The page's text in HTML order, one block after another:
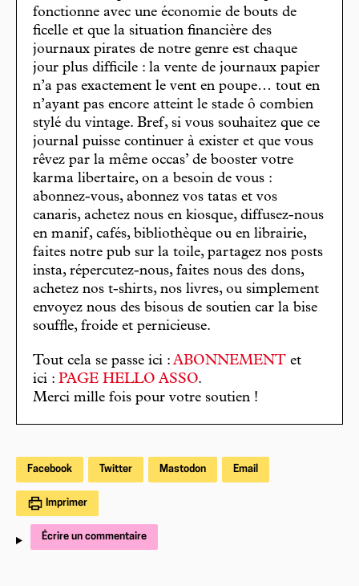
fonctionne avec une économie de bouts de
ficelle et que la situation financière des
journaux pirates de notre genre est chaque
jour plus difficile : la vente de journaux papier
n’a pas exactement le vent en poupe… tout en
n’ayant pas encore atteint le stade ô combien
stylé du vintage. Bref, si vous souhaitez que ce
journal puisse continuer à exister et que vous
rêvez par la même occas’ de booster votre
karma libertaire, on a besoin de vous :
abonnez-vous, abonnez vos tatas et vos
canaris, achetez nous en kiosque, diffusez-nous
en manif, cafés, bibliothèque ou en librairie,
faites notre pub sur la toile, partagez nos posts
insta, répercutez-nous, faites nous des dons,
achetez nos t-shirts, nos livres, ou simplement
envoyez nous des bisous de soutien car la bise
souffle, froide et pernicieuse.
Tout cela se passe ici : ABONNEMENT et
ici : PAGE HELLO ASSO.
Merci mille fois pour votre soutien !
Facebook Twitter Mastodon Email
Imprimer
Écrire un commentaire